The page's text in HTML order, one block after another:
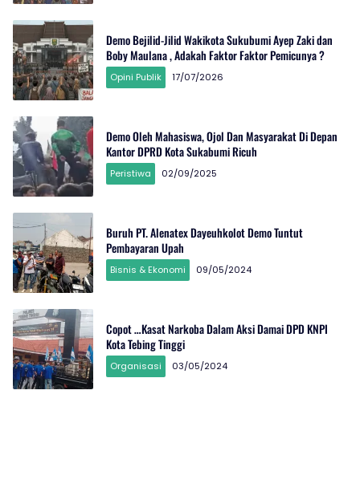
Demo Bejilid-Jilid Wakikota Sukubumi Ayep Zaki dan
Boby Maulana , Adakah Faktor Faktor Pemicunya ?
Opini Publik 17/07/2026
Demo Oleh Mahasiswa, Ojol Dan Masyarakat Di Depan
Kantor DPRD Kota Sukabumi Ricuh
Peristiwa 02/09/2025
Buruh PT. Alenatex Dayeuhkolot Demo Tuntut
Pembayaran Upah
Bisnis & Ekonomi 09/05/2024
Copot …Kasat Narkoba Dalam Aksi Damai DPD KNPI
Kota Tebing Tinggi
Organisasi 03/05/2024